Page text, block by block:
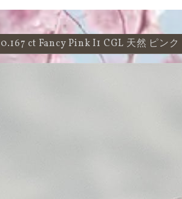
0.167 ct Fancy Pink I1 CGL 天然 ピン